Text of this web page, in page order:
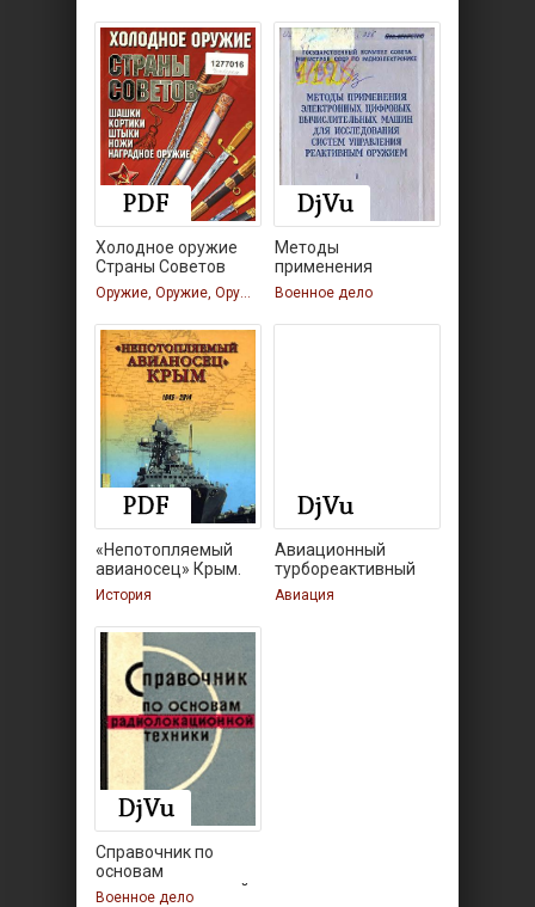
Холодное оружие
Страны Советов
Оружие, Оружие, Оружие
Методы
применения
электронных
цифровых
Военное дело
«Непотопляемый
авианосец» Крым.
История
Авиационный
турбореактивный
двигатель
Авиация
Справочник по
основам
радиолокационной
Военное дело